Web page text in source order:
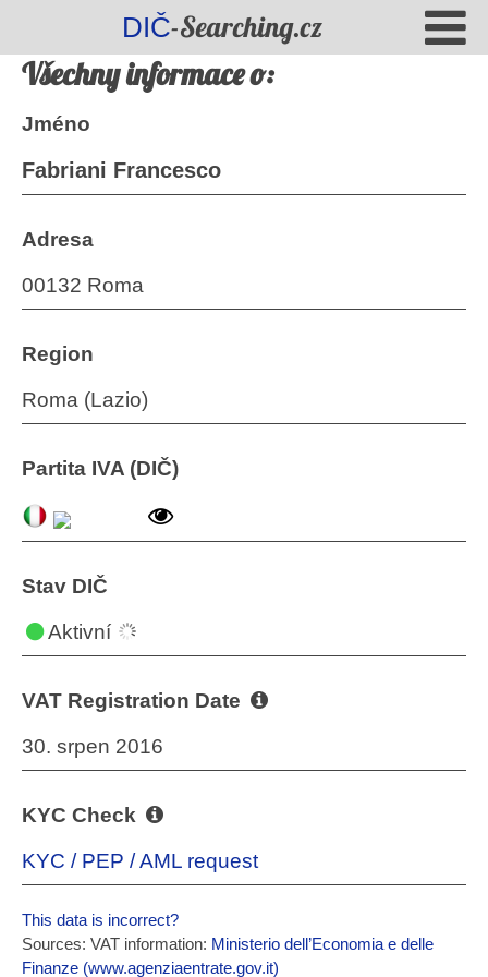
DIČ-Searching.cz
Všechny informace o:
Jméno
Fabriani Francesco
Adresa
00132 Roma
Region
Roma (Lazio)
Partita IVA (DIČ)
Stav DIČ
Aktivní
VAT Registration Date
30. srpen 2016
KYC Check
KYC / PEP / AML request
This data is incorrect?
Sources: VAT information: Ministerio dell’Economia e delle
Finanze (www.agenziaentrate.gov.it)